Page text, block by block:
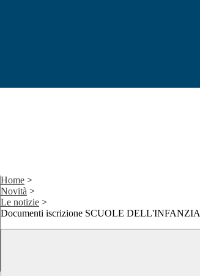
Home >
Novità >
Le notizie >
Documenti iscrizione SCUOLE DELL'INFANZIA